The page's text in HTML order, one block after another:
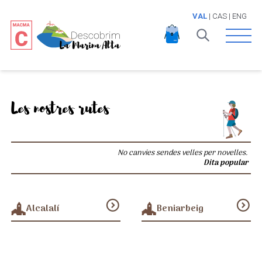
VAL| CAS| ENG
Open
Les nostres rutes
No canvies sendes velles per novelles.
Dita popular
Alcalalí expand_circle_down Beniarbeig expand_circle_down